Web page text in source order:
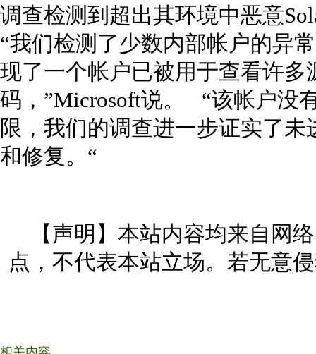
调查检测到超出其环境中恶意
“我们检测了少数内部帐户的异
现了一个帐户已被用于查看许多
码，”Microsoft说。 “该帐户没
限，我们的调查进一步证实了
和修复。“
【声明】本站内容均来自网
点，不代表本站立场。若无意